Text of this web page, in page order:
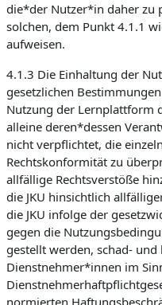
die*der Nutzer*in daher zu
solchen, dem Punkt 4.1.1
aufweisen.
4.1.3 Die Einhaltung der
gesetzlichen
Nutzung der Lernplattform
alleine deren*dessen
nicht verpflichtet, die
Rechtskonformität zu
allfällige Rechtsverstöße
die JKU hinsichtlich
die JKU infolge der
gegen die
gestellt werden, schad-
Dienstnehmer*innen im
normierten